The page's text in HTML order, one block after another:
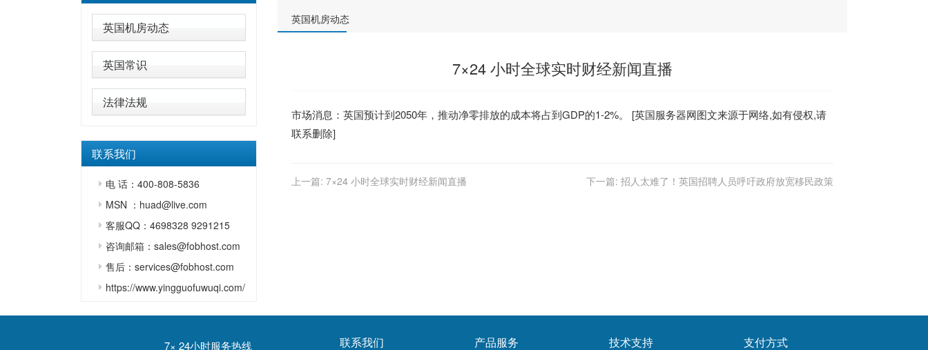
英国机房动态
英国常识
法律法规
联系我们
电 话：400-808-5836
MSN ：huad@live.com
客服QQ：4698328 9291215
咨询邮箱：sales@fobhost.com
售后：services@fobhost.com
https://www.yingguofuwuqi.com/
英国机房动态
7×24 小时全球实时财经新闻直播
市场消息： 英国预计到2050年，推动净零排放的成本将占到GDP的1-2%。 [英国服务器网图文来源于网络,如有侵权,请
联系删除]
上一篇: 7×24 小时全球实时财经新闻直播 下一篇: 招人太难了！英国招聘人员呼吁政府放宽移民政策
7× 24小时服务热线 联系我们 产品服务 技术支持 支付方式